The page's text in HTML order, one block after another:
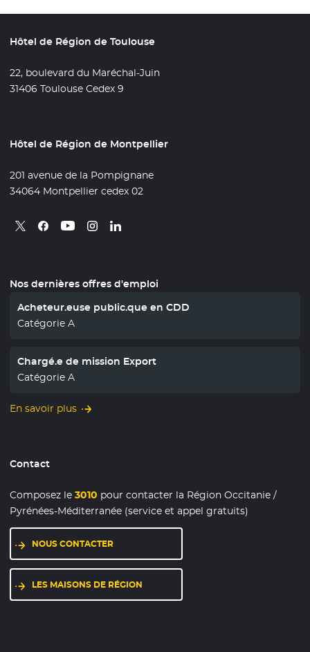
Hôtel de Région de Toulouse
22, boulevard du Maréchal-Juin
31406 Toulouse Cedex 9
Hôtel de Région de Montpellier
201 avenue de la Pompignane
34064 Montpellier cedex 02
Retrouvez nous sur X
- Nouvelle fenêtre
Retrouvez nous sur Facebook
- Nouvelle fenêtre
Retrouvez nous sur Youtube
- Nouvelle fenêtre
Retrouvez nous sur Instagram
- Nouvelle fenêtre
Retrouvez nous sur Linkedin
- Nouvelle fenêtre
Nos dernières offres d'emploi
Acheteur.euse public.que en CDD
Catégorie A
Chargé.e de mission Export
Catégorie A
En savoir plus
Contact
Composez le3010 pour contacter la Région Occitanie /
Pyrénées-Méditerranée (service et appel gratuits)
NOUS CONTACTER
LES MAISONS DE RÉGION